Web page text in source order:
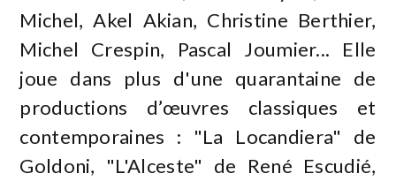
Michel, Akel Akian, Christine Berthier,
Michel Crespin, Pascal Joumier... Elle
joue dans plus d'une quarantaine de
productions d’œuvres classiques et
contemporaines : "La Locandiera" de
Goldoni, "L'Alceste" de René Escudié,